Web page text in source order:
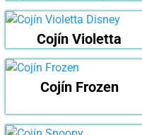
Cojín Violetta
Cojín Frozen